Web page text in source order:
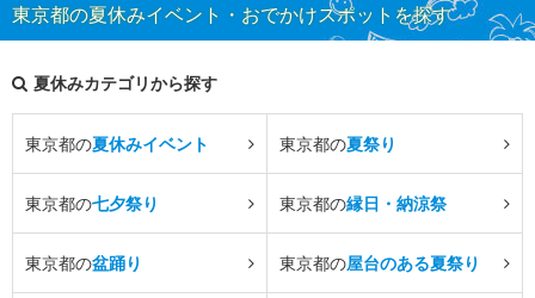
東京都の夏休みイベント・おでかけスポットを探す
夏休みカテゴリから探す
東京都の夏休みイベント 東京都の夏祭り
東京都の七夕祭り 東京都の縁日・納涼祭
東京都の盆踊り 東京都の屋台のある夏祭り